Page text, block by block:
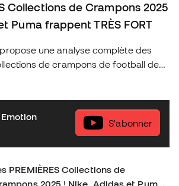
Collections de Crampons 2025
Puma frappent TRÈS FORT
une analyse complète des
de crampons de football de
le jeu et quels sont les
chaque type de joueur. As-tu déjà
? Donne-nous ton avis en
pas de t’abonner pour plus de
le football et l’équipement sportif !
la cloche pour plus de contenu
S'abonner
PREMIÈRES Collections de
2025 ! Nike, Adidas et Puma